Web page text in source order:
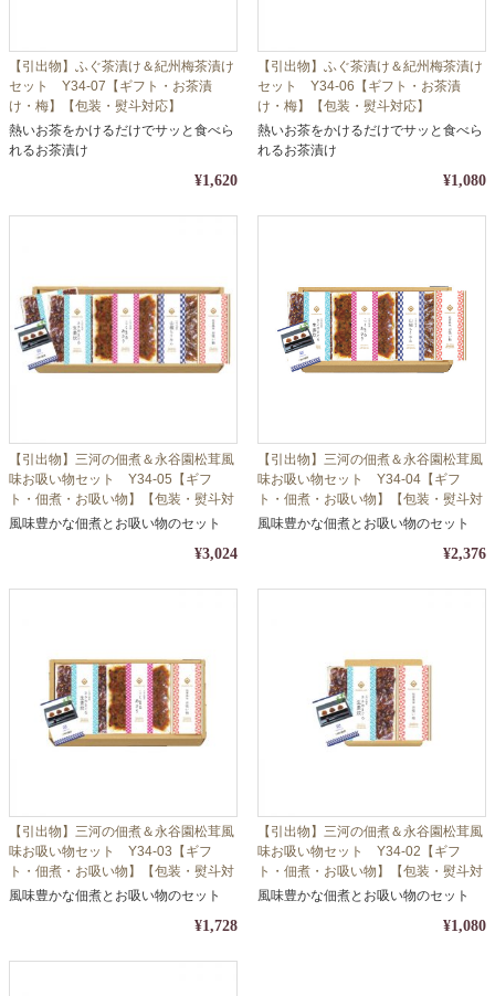
【引出物】ふぐ茶漬け＆紀州梅茶漬け
セット Y34-07【ギフト・お茶漬
け・梅】【包装・熨斗対応】
熱いお茶をかけるだけでサッと食べら
れるお茶漬け
¥1,620
【引出物】ふぐ茶漬け＆紀州梅茶漬け
セット Y34-06【ギフト・お茶漬
け・梅】【包装・熨斗対応】
熱いお茶をかけるだけでサッと食べら
れるお茶漬け
¥1,080
【引出物】三河の佃煮＆永谷園松茸風
味お吸い物セット Y34-05【ギフ
ト・佃煮・お吸い物】【包装・熨斗対
応】
風味豊かな佃煮とお吸い物のセット
¥3,024
【引出物】三河の佃煮＆永谷園松茸風
味お吸い物セット Y34-04【ギフ
ト・佃煮・お吸い物】【包装・熨斗対
応】
風味豊かな佃煮とお吸い物のセット
¥2,376
【引出物】三河の佃煮＆永谷園松茸風
味お吸い物セット Y34-03【ギフ
ト・佃煮・お吸い物】【包装・熨斗対
応】
風味豊かな佃煮とお吸い物のセット
¥1,728
【引出物】三河の佃煮＆永谷園松茸風
味お吸い物セット Y34-02【ギフ
ト・佃煮・お吸い物】【包装・熨斗対
応】
風味豊かな佃煮とお吸い物のセット
¥1,080